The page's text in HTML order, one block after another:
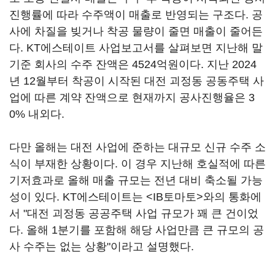
진행률에 따라 수주액이 매출로 반영되는 구조다. 공
사에 차질을 빚거나 착공 물량이 줄면 매출이 줄어든
다. KT에스테이트 사업보고서를 살펴보면 지난해 말
기준 회사의 수주 잔액은 4524억원이다. 지난 2024
년 12월부터 착공이 시작된 대전 괴정동 공동주택 사
업에 따른 계약 잔액으로 현재까지 공사진행율은 3
0% 내외다.
다만 올해는 대전 사업에 준하는 대규모 신규 수주 소
식이 부재한 상황이다. 이 경우 지난해 호실적에 따른
기저효과로 올해 매출 규모는 전년 대비 축소될 가능
성이 있다. KT에스테이트는 <IB토마토>와의 통화에
서 "대전 괴정동 공공주택 사업 규모가 꽤 큰 건이었
다. 올해 1분기를 포함해 해당 사업만큼 큰 규모의 공
사 수주는 없는 상황"이라고 설명했다.